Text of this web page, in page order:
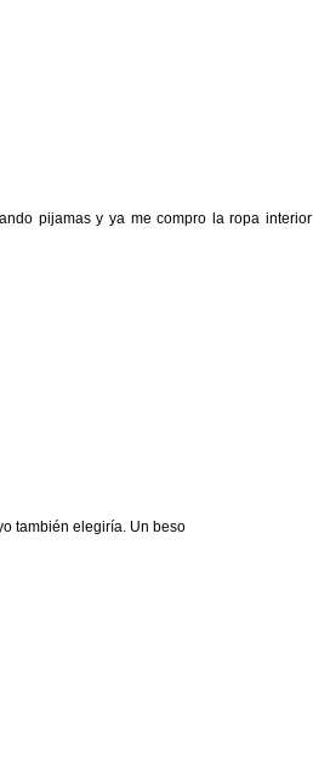
pijamas y ya me compro la ropa interior
también elegiría. Un beso